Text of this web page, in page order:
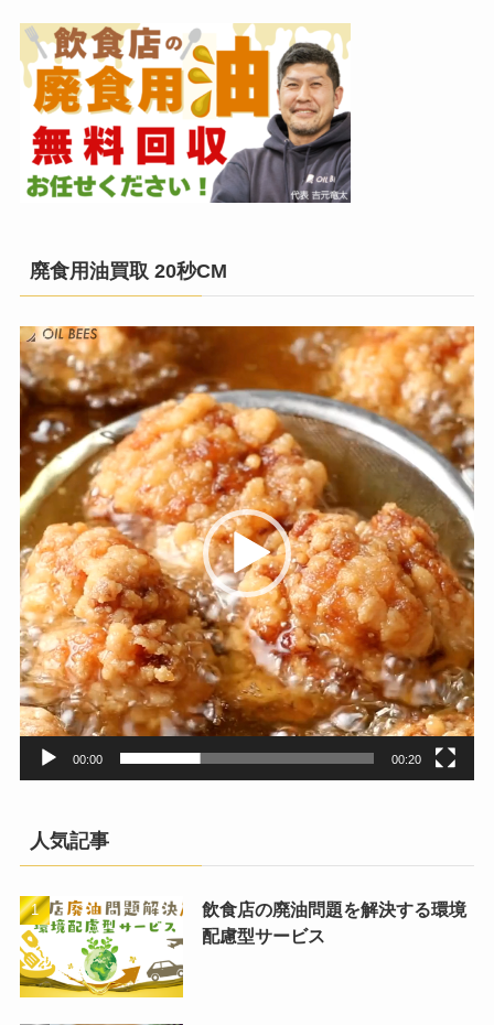
廃食用油買取 20秒CM
動
画
プ
レ
ー
ヤ
ー
00:00 00:20
人気記事
飲食店の廃油問題を解決する環境
配慮型サービス